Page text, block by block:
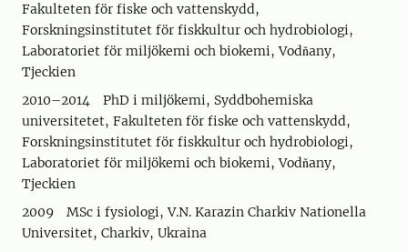
Fakulteten för fiske och vattenskydd,
Forskningsinstitutet för fiskkultur och hydrobiologi,
Laboratoriet för miljökemi och biokemi, Vodňany,
Tjeckien
2010–2014 PhD i miljökemi, Syddbohemiska
universitetet, Fakulteten för fiske och vattenskydd,
Forskningsinstitutet för fiskkultur och hydrobiologi,
Laboratoriet för miljökemi och biokemi, Vodňany,
Tjeckien
2009 MSc i fysiologi, V.N. Karazin Charkiv Nationella
Universitet, Charkiv, Ukraina